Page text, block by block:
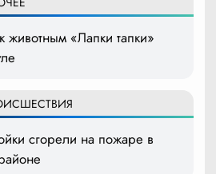
животным «Лапки тапки»
сгорели на пожаре в